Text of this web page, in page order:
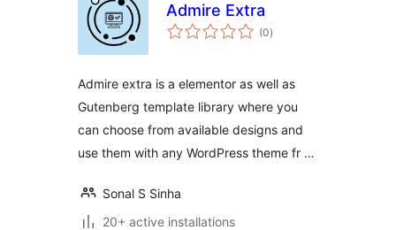
Admire Extra
(0total
ratings
)
Admire extra is a elementor as well as
Gutenberg template library where you
can choose from available designs and
use them with any WordPress theme fr …
Sonal S Sinha
20+ active installations